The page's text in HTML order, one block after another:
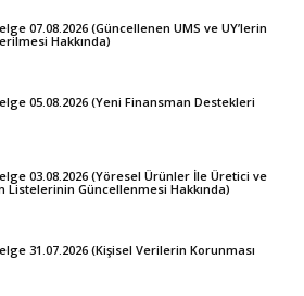
07.08.2026 (Güncellenen UMS ve UY’lerin
Hakkında)
05.08.2026 (Yeni Finansman Destekleri
03.08.2026 (Yöresel Ürünler İle Üretici ve
Listelerinin Güncellenmesi Hakkında)
31.07.2026 (Kişisel Verilerin Korunması